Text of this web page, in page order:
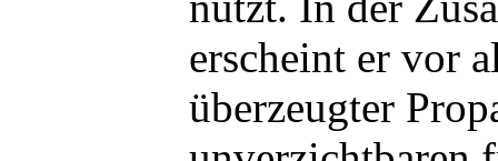
erscheint er vor
überzeugter